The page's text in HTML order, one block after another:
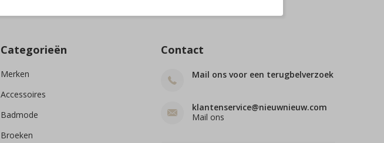
Categorieën
Merken
Accessoires
Badmode
Broeken
Contact
Mail ons voor een terugbelverzoek
klantenservice@nieuwnieuw.com
Mail ons